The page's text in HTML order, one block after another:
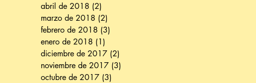
abril de 2018 (2)
marzo de 2018 (2)
febrero de 2018 (3)
enero de 2018 (1)
diciembre de 2017 (2)
noviembre de 2017 (3)
octubre de 2017 (3)